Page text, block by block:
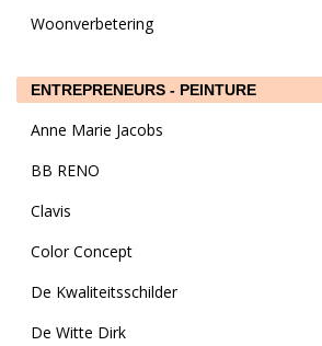
Woonverbetering
ENTREPRENEURS - PEINTURE
Anne Marie Jacobs
BB RENO
Clavis
Color Concept
De Kwaliteitsschilder
De Witte Dirk